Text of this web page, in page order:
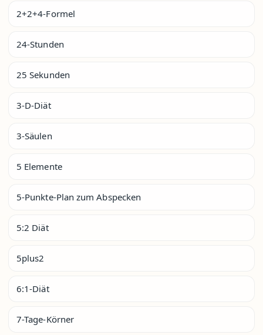
2+2+4-Formel
24-Stunden
25 Sekunden
3-D-Diät
3-Säulen
5 Elemente
5-Punkte-Plan zum Abspecken
5:2 Diät
5plus2
6:1-Diät
7-Tage-Körner